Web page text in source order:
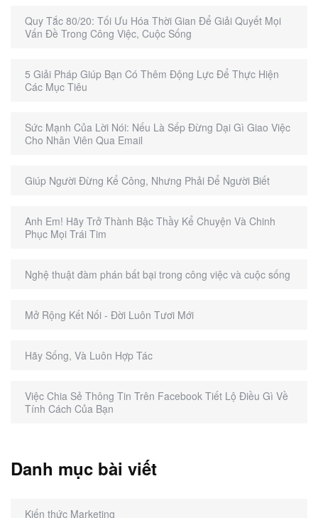
Quy Tắc 80/20: Tối Ưu Hóa Thời Gian Để Giải Quyết Mọi
Vấn Đề Trong Công Việc, Cuộc Sống
5 Giải Pháp Giúp Bạn Có Thêm Động Lực Để Thực Hiện
Các Mục Tiêu
Sức Mạnh Của Lời Nói: Nếu Là Sếp Đừng Dại Gì Giao Việc
Cho Nhân Viên Qua Email
Giúp Người Đừng Kể Công, Nhưng Phải Để Người Biết
Anh Em! Hãy Trở Thành Bậc Thầy Kể Chuyện Và Chinh
Phục Mọi Trái Tim
Nghệ thuật đàm phán bất bại trong công việc và cuộc sống
Mở Rộng Kết Nối - Đời Luôn Tươi Mới
Hãy Sống, Và Luôn Hợp Tác
Việc Chia Sẻ Thông Tin Trên Facebook Tiết Lộ Điều Gì Về
Tính Cách Của Bạn
Danh mục bài viết
Kiến thức Marketing